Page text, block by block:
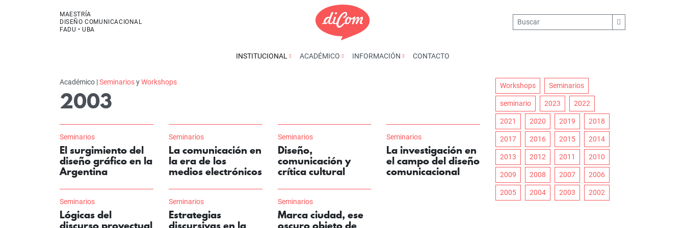
MAESTRÍA
DISEÑO COMUNICACIONAL
FADU • UBA
INSTITUCIONAL ACADÉMICO INFORMACIÓN CONTACTO
Académico |SeminariosyWorkshops
2003
Seminarios
El surgimiento del
diseño gráfico en la
Argentina
Seminarios
La comunicación en
la era de los
medios electrónicos
Seminarios
Diseño,
comunicación y
crítica cultural
Seminarios
La investigación en
el campo del diseño
comunicacional
Seminarios
Lógicas del
Seminarios
Estrategias
Seminarios
Marca ciudad, ese
Workshops Seminarios
seminario 2023 2022
2021 2020 2019 2018
2017 2016 2015 2014
2013 2012 2011 2010
2009 2008 2007 2006
2005 2004 2003 2002